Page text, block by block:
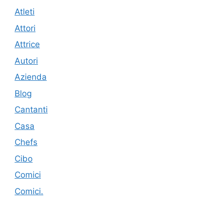
Atleti
Attori
Attrice
Autori
Azienda
Blog
Cantanti
Casa
Chefs
Cibo
Comici
Comici.